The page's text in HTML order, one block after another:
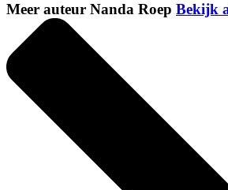
Meer auteur Nanda Roep Bekijk